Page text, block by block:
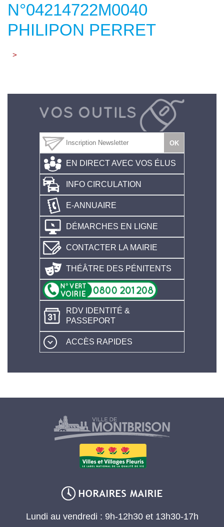
N°04214722M0040
PHILIPON PERRET
>
EN DIRECT AVEC VOS ÉLUS
INFO CIRCULATION
E-ANNUAIRE
DÉMARCHES EN LIGNE
CONTACTER LA MAIRIE
THÉÂTRE DES PÉNITENTS
RDV IDENTITÉ &
PASSEPORT
ACCÈS RAPIDES
Lundi au vendredi : 9h-12h30 et 13h30-17h